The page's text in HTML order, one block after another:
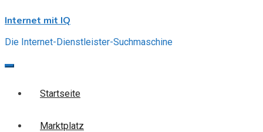
to
Internet mit IQ
Die Internet-Dienstleister-Suchmaschine
Startseite
Marktplatz